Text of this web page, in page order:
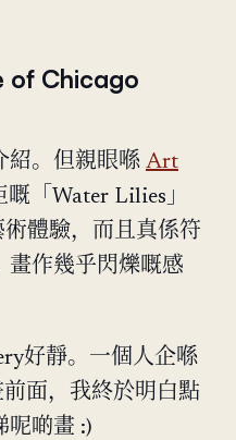
of Chicago
紹。但親眼喺 Art
嘅「Water Lilies」
體驗，而且真係符
畫作幾乎閃爍嘅感
好靜。一個人企喺
面，我終於明白點
呢啲畫 :)